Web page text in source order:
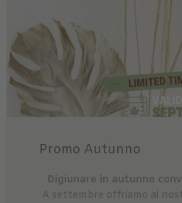
Promo Autunno
Digiunare in autunno
A settembre offriamo ai